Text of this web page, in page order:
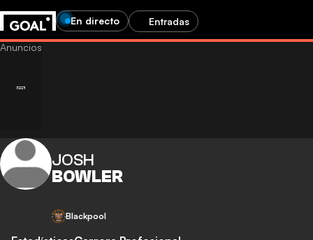
En directo Entradas
JOSH
BOWLER
Blackpool